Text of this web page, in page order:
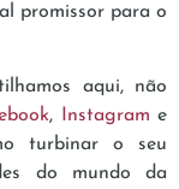
promissor para o
aqui, não
, Instagram e
turbinar o seu
do mundo da